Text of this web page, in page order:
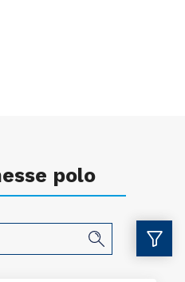
polo